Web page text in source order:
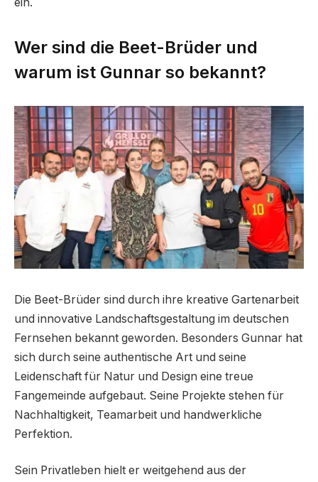
Wer sind die Beet-Brüder und
warum ist Gunnar so bekannt?
Die Beet-Brüder sind durch ihre kreative Gartenarbeit
und innovative Landschaftsgestaltung im deutschen
Fernsehen bekannt geworden. Besonders Gunnar hat
sich durch seine authentische Art und seine
Leidenschaft für Natur und Design eine treue
Fangemeinde aufgebaut. Seine Projekte stehen für
Nachhaltigkeit, Teamarbeit und handwerkliche
Perfektion.
Sein Privatleben hielt er weitgehend aus der